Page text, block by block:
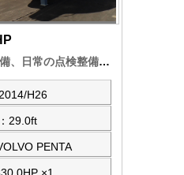
2014年艇・日常の整備、日常の点検整備など・前オーナーが入念に実施、装備品類もフルオプションと充実、更に陸置艇で展示艇同様の極上艇です。10月中間検査完了
H26
29.0ft
PENTA